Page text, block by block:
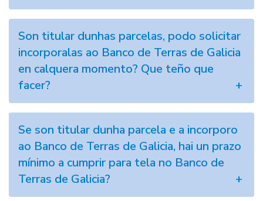
Son titular dunhas parcelas, podo solicitar
incorporalas ao Banco de Terras de Galicia
en calquera momento? Que teño que
facer?
Se son titular dunha parcela e a incorporo
ao Banco de Terras de Galicia, hai un prazo
mínimo a cumprir para tela no Banco de
Terras de Galicia?